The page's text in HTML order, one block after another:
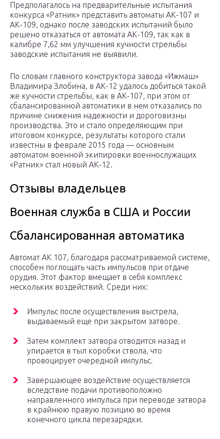
Предполагалось на предварительные испытания
конкурса «Ратник» представить автоматы АК-107 и
АК-109, однако после заводских испытаний было
решено отказаться от автомата АК-109, так как в
калибре 7,62 мм улучшения кучности стрельбы
заводские испытания не выявили.
По словам главного конструктора завода «Ижмаш»
Владимира Злобина, в АК-12 удалось добиться такой
же кучности стрельбы, как в АК-107, при этом от
сбалансированной автоматики в нем отказались по
причине снижения надежности и дороговизны
производства. Это и стало определяющим при
итоговом конкурсе, результаты которого стали
известны в феврале 2015 года — основным
автоматом военной экипировки военнослужащих
«Ратник» стал новый АК-12.
Отзывы владельцев
Военная служба в США и России
Сбалансированная автоматика
Автомат АК 107, благодаря рассматриваемой системе,
способен поглощать часть импульсов при отдаче
орудия. Этот фактор вмещает в себя комплекс
нескольких воздействий. Среди них:
Импульс после осуществления выстрела,
выдаваемый еще при закрытом затворе.
Затем комплект затвора отводится назад и
упирается в тыл коробки ствола, что
провоцирует очередной импульс.
Завершающее воздействие осуществляется
вследствие подачи противоположно
направленного импульса при переводе затвора
в крайнюю правую позицию во время
конечного цикла перезарядки.